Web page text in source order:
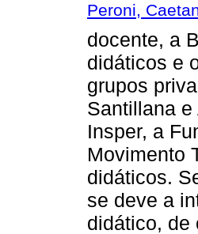
Peroni,
docente, a
didáticos e
grupos
Santillana
Insper, a
Movimento
didáticos.
se deve a
didático, de